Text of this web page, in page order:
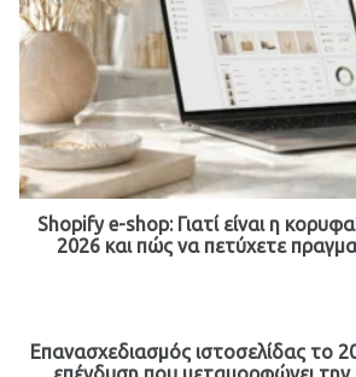
Shopify e-shop: Γιατί είναι η
2026 και πώς να πετύχετε
Επανασχεδιασμός ιστοσελίδας το